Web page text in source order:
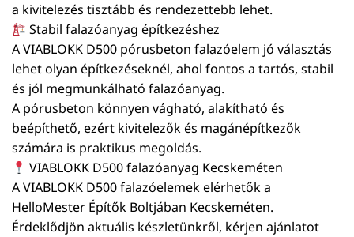
a kivitelezés tisztább és rendezettebb lehet.
Stabil falazóanyag építkezéshez
A VIABLOKK D500 pórusbeton falazóelem jó választás
lehet olyan építkezéseknél, ahol fontos a tartós, stabil
és jól megmunkálható falazóanyag.
A pórusbeton könnyen vágható, alakítható és
beépíthető, ezért kivitelezők és magánépítkezők
számára is praktikus megoldás.
VIABLOKK D500 falazóanyag Kecskeméten
A VIABLOKK D500 falazóelemek elérhetők a
HelloMester Építők Boltjában Kecskeméten.
Érdeklődjön aktuális készletünkről, kérjen ajánlatot